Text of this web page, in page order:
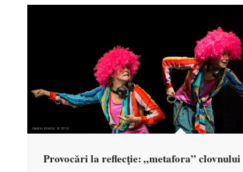
Provocări la reflecţie: „metafora” clovnului